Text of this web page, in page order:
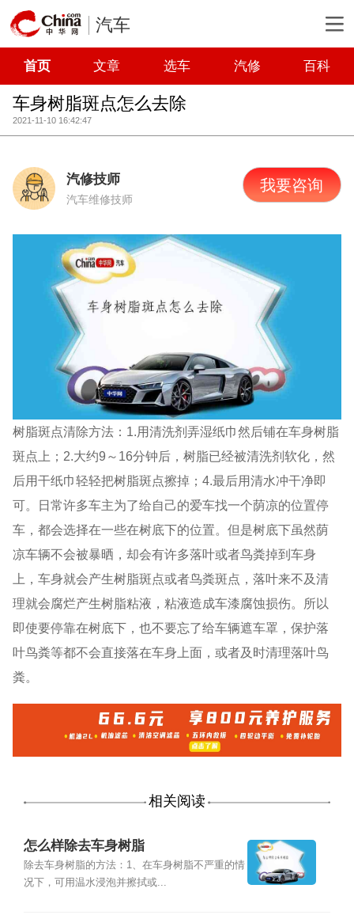
汽车
首页 文章 选车 汽修 百科
车身树脂斑点怎么去除
2021-11-10 16:42:47
汽修技师
汽车维修技师
我要咨询
树脂斑点清除方法：1.用清洗剂弄湿纸巾然后铺在车身树脂
斑点上；2.大约9～16分钟后，树脂已经被清洗剂软化，然
后用干纸巾轻轻把树脂斑点擦掉；4.最后用清水冲干净即
可。日常许多车主为了给自己的爱车找一个荫凉的位置停
车，都会选择在一些在树底下的位置。但是树底下虽然荫
凉车辆不会被暴晒，却会有许多落叶或者鸟粪掉到车身
上，车身就会产生树脂斑点或者鸟粪斑点，落叶来不及清
理就会腐烂产生树脂粘液，粘液造成车漆腐蚀损伤。所以
即使要停靠在树底下，也不要忘了给车辆遮车罩，保护落
叶鸟粪等都不会直接落在车身上面，或者及时清理落叶鸟
粪。
相关阅读
怎么样除去车身树脂
除去车身树脂的方法：1、在车身树脂不严重的情
况下，可用温水浸泡并擦拭或...